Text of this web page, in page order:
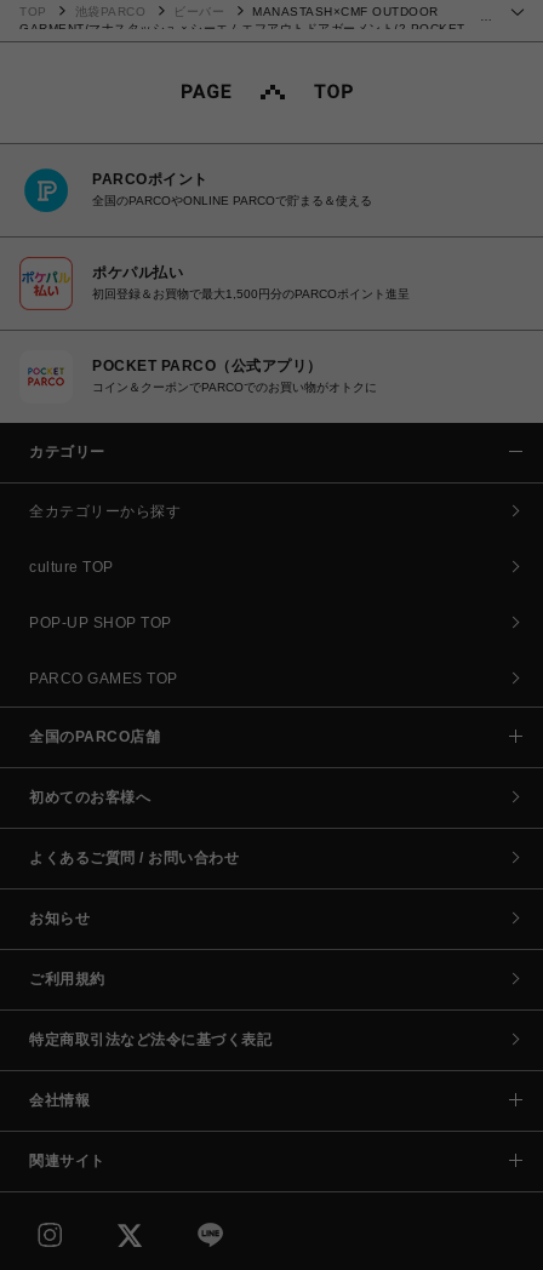
TOP 池袋PARCO ビーバー
MANASTASH×CMF OUTDOOR
GARMENT/マナスタッシュｘシーエムエフアウトドアガーメント/2 POCKET
SLOW DRY TEE Tシャツ
PARCOポイント
全国のPARCOやONLINE PARCOで貯まる＆使える
ポケパル払い
初回登録＆お買物で最大1,500円分のPARCOポイント進呈
POCKET PARCO（公式アプリ）
コイン＆クーポンでPARCOでのお買い物がオトクに
カテゴリー
全カテゴリーから探す
culture TOP
POP-UP SHOP TOP
PARCO GAMES TOP
全国のPARCO店舗
初めてのお客様へ
よくあるご質問 / お問い合わせ
お知らせ
ご利用規約
特定商取引法など法令に基づく表記
会社情報
関連サイト